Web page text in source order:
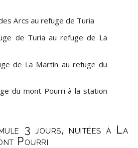
Arcs au refuge de Turia
de Turia au refuge de La
de La Martin au refuge du
du mont Pourri à la station
3 jours, nuitées à La
Pourri